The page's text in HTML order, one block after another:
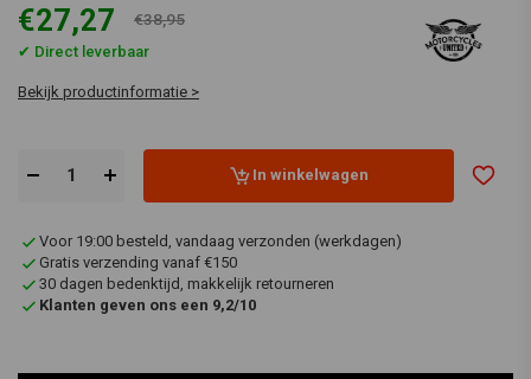
€27,27 €38,95
✔ Direct leverbaar
Bekijk productinformatie >
In winkelwagen
Voor 19:00 besteld, vandaag verzonden (werkdagen)
Gratis verzending vanaf €150
30 dagen bedenktijd, makkelijk retourneren
Klanten geven ons een 9,2/10